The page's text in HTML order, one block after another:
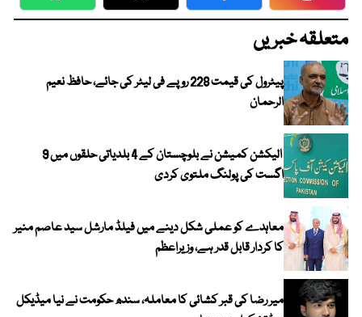
WhatsApp Twitter Facebook
متعلقہ خبریں
پیٹرول کی قیمت 228 روپے فی لیٹر کی جائے، حافظ نعیم
الرحمان
الیکشن کمیشن نے بلوچستان کے 4 بلدیاتی حلقوں میں 9
اگست کی پولنگ ملتوی کردی
معاہدے کو عملی شکل دینے میں فیلڈ مارشل سید عاصم منیر
کا کردار قابل قدر ہے، وزیراعظم
میر رضا کی قبر کشائی کا معاملہ، سندھ حکومت نے نیا میڈیکل